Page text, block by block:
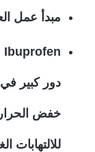
مبدأ عمل
دور كبير في
خفض
للالتهابات